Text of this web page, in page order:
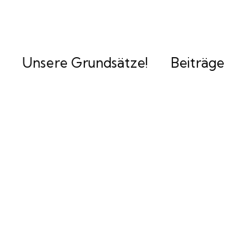
Unsere Grundsätze! Beiträge